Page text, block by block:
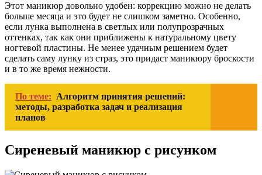
Этот маникюр довольно удобен: коррекцию можно не делать
больше месяца и это будет не слишком заметно. Особенно,
если лунка выполнена в светлых или полупрозрачных
оттенках, так как они приближены к натуральному цвету
ногтевой пластины. Не менее удачным решением будет
сделать саму лунку из страз, это придаст маникюру броскости
и в то же время нежности.
По теме: Алгоритм принятия решений:
методы, разработка задач и реализация
планов
Сиреневый маникюр с рисунком